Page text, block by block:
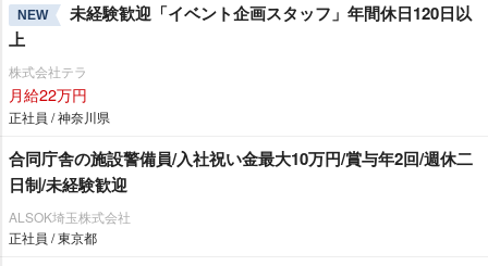
NEW
未経験歓迎「イベント企画スタッフ」年間休日120日以
上
株式会社テラ
月給22万円
正社員 / 神奈川県
合同庁舎の施設警備員/入社祝い金最大10万円/賞与年2回/週休二
日制/未経験歓迎
ALSOK埼玉株式会社
正社員 / 東京都